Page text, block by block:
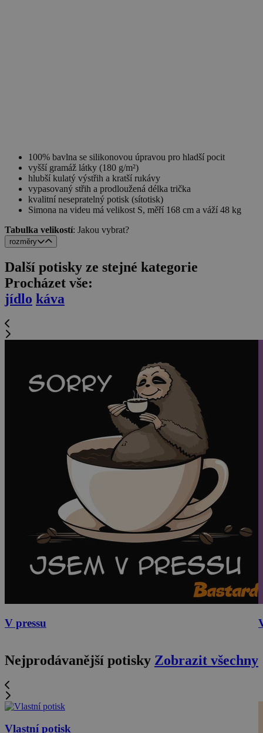
100% bavlna se silikonovou úpravou pro hladší pocit
vyšší gramáž látky (180 g/m²)
hlubší kulatý výstřih a kratší rukávy
vypasovaný střih a prodloužená délka trička
kvalitní nesepratelný potisk (sítotisk)
Simona na videu má velikost S, měří 168 cm a váží 48 kg
Tabulka velikostí: Jakou vybrat?
rozměry
Další potisky ze stejné kategorie
Procházet vše:
jídlo káva
V pressu
Nejprodávanější potisky Zobrazit všechny
Vlastní potisk